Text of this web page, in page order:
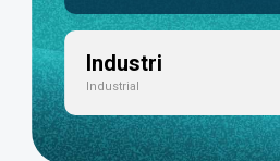
Industri
Industrial